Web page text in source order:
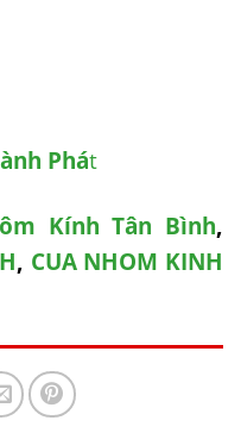
Phát
Kính Tân Bình,
, CUA NHOM KINH